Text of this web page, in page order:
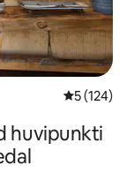
Keskmine
5 (124)
huvipunkti